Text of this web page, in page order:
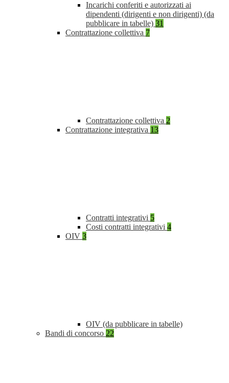
Incarichi conferiti e autorizzati ai
dipendenti (dirigenti e non dirigenti) (da
pubblicare in tabelle) 31
Contrattazione collettiva 7
Contrattazione collettiva 2
Contrattazione integrativa 13
Contratti integrativi 5
Costi contratti integrativi 4
OIV 3
OIV (da pubblicare in tabelle)
Bandi di concorso 22